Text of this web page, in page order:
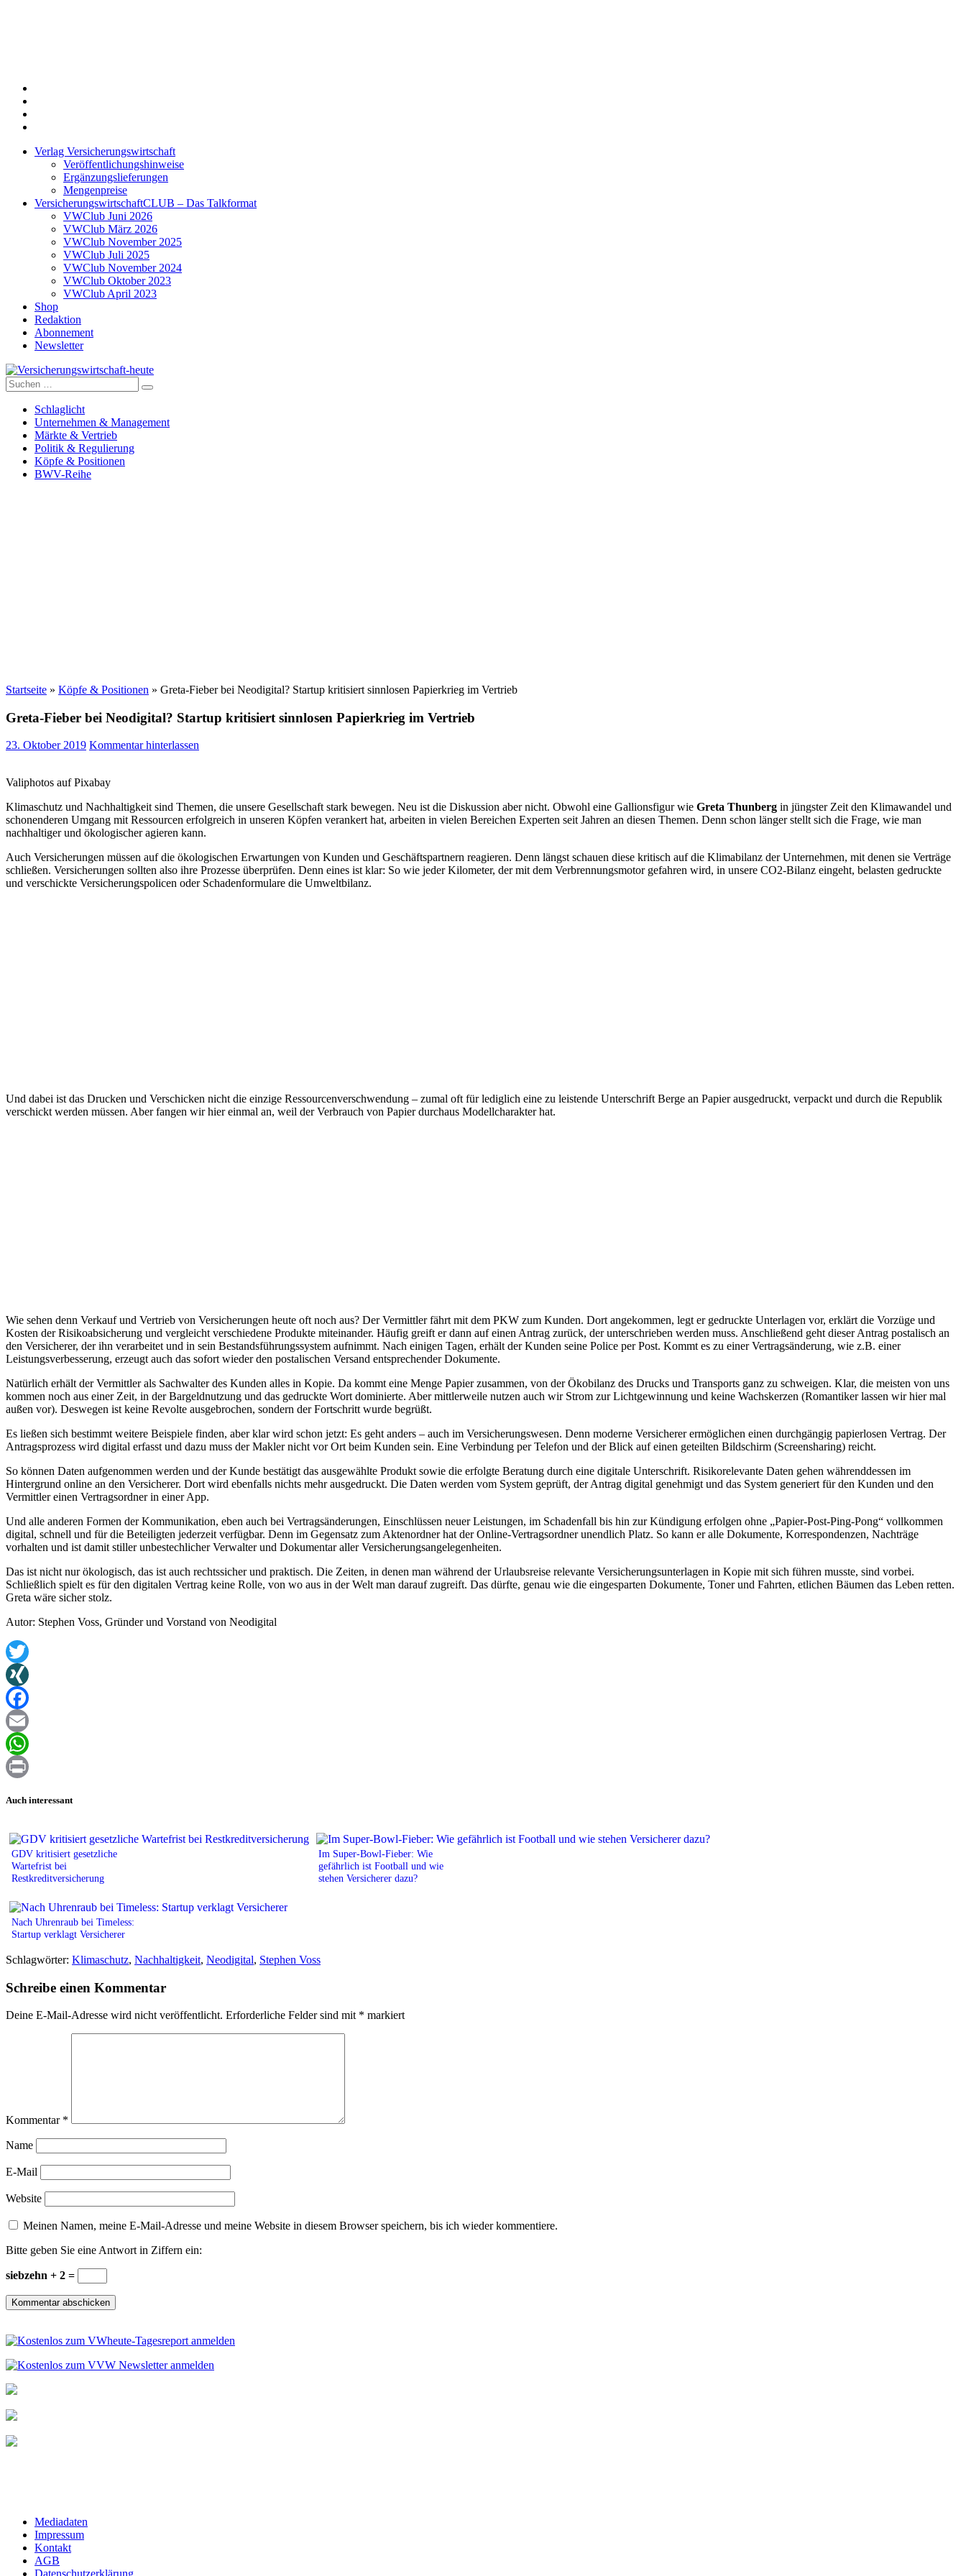
Verlag Versicherungswirtschaft
Veröffentlichungshinweise
Ergänzungslieferungen
Mengenpreise
VersicherungswirtschaftCLUB – Das Talkformat
VWClub Juni 2026
VWClub März 2026
VWClub November 2025
VWClub Juli 2025
VWClub November 2024
VWClub Oktober 2023
VWClub April 2023
Shop
Redaktion
Abonnement
Newsletter
Versicherungswirtschaft-heute
Suche
nach:
Schlaglicht
Unternehmen & Management
Märkte & Vertrieb
Politik & Regulierung
Köpfe & Positionen
BWV-Reihe
Startseite » Köpfe & Positionen » Greta-Fieber bei Neodigital? Startup kritisiert sinnlosen Papierkrieg im Vertrieb
Greta-Fieber bei Neodigital? Startup kritisiert sinnlosen Papierkrieg im Vertrieb
23. Oktober 2019 Kommentar hinterlassen
Valiphotos auf Pixabay
Klimaschutz und Nachhaltigkeit sind Themen, die unsere Gesellschaft stark bewegen. Neu ist die Diskussion aber nicht. Obwohl eine Gallionsfigur wie Greta Thunberg in jüngster Zeit den Klimawandel und
schonenderen Umgang mit Ressourcen erfolgreich in unseren Köpfen verankert hat, arbeiten in vielen Bereichen Experten seit Jahren an diesen Themen. Denn schon länger stellt sich die Frage, wie man
nachhaltiger und ökologischer agieren kann.
Auch Versicherungen müssen auf die ökologischen Erwartungen von Kunden und Geschäftspartnern reagieren. Denn längst schauen diese kritisch auf die Klimabilanz der Unternehmen, mit denen sie Verträge
schließen. Versicherungen sollten also ihre Prozesse überprüfen. Denn eines ist klar: So wie jeder Kilometer, der mit dem Verbrennungsmotor gefahren wird, in unsere CO2-Bilanz eingeht, belasten gedruckte
und verschickte Versicherungspolicen oder Schadenformulare die Umweltbilanz.
Und dabei ist das Drucken und Verschicken nicht die einzige Ressourcenverschwendung – zumal oft für lediglich eine zu leistende Unterschrift Berge an Papier ausgedruckt, verpackt und durch die Republik
verschickt werden müssen. Aber fangen wir hier einmal an, weil der Verbrauch von Papier durchaus Modellcharakter hat.
Wie sehen denn Verkauf und Vertrieb von Versicherungen heute oft noch aus? Der Vermittler fährt mit dem PKW zum Kunden. Dort angekommen, legt er gedruckte Unterlagen vor, erklärt die Vorzüge und
Kosten der Risikoabsicherung und vergleicht verschiedene Produkte miteinander. Häufig greift er dann auf einen Antrag zurück, der unterschrieben werden muss. Anschließend geht dieser Antrag postalisch an
den Versicherer, der ihn verarbeitet und in sein Bestandsführungssystem aufnimmt. Nach einigen Tagen, erhält der Kunden seine Police per Post. Kommt es zu einer Vertragsänderung, wie z.B. einer
Leistungsverbesserung, erzeugt auch das sofort wieder den postalischen Versand entsprechender Dokumente.
Natürlich erhält der Vermittler als Sachwalter des Kunden alles in Kopie. Da kommt eine Menge Papier zusammen, von der Ökobilanz des Drucks und Transports ganz zu schweigen. Klar, die meisten von uns
kommen noch aus einer Zeit, in der Bargeldnutzung und das gedruckte Wort dominierte. Aber mittlerweile nutzen auch wir Strom zur Lichtgewinnung und keine Wachskerzen (Romantiker lassen wir hier mal
außen vor). Deswegen ist keine Revolte ausgebrochen, sondern der Fortschritt wurde begrüßt.
Es ließen sich bestimmt weitere Beispiele finden, aber klar wird schon jetzt: Es geht anders – auch im Versicherungswesen. Denn moderne Versicherer ermöglichen einen durchgängig papierlosen Vertrag. Der
Antragsprozess wird digital erfasst und dazu muss der Makler nicht vor Ort beim Kunden sein. Eine Verbindung per Telefon und der Blick auf einen geteilten Bildschirm (Screensharing) reicht.
So können Daten aufgenommen werden und der Kunde bestätigt das ausgewählte Produkt sowie die erfolgte Beratung durch eine digitale Unterschrift. Risikorelevante Daten gehen währenddessen im
Hintergrund online an den Versicherer. Dort wird ebenfalls nichts mehr ausgedruckt. Die Daten werden vom System geprüft, der Antrag digital genehmigt und das System generiert für den Kunden und den
Vermittler einen Vertragsordner in einer App.
Und alle anderen Formen der Kommunikation, eben auch bei Vertragsänderungen, Einschlüssen neuer Leistungen, im Schadenfall bis hin zur Kündigung erfolgen ohne „Papier-Post-Ping-Pong“ vollkommen
digital, schnell und für die Beteiligten jederzeit verfügbar. Denn im Gegensatz zum Aktenordner hat der Online-Vertragsordner unendlich Platz. So kann er alle Dokumente, Korrespondenzen, Nachträge
vorhalten und ist damit stiller unbestechlicher Verwalter und Dokumentar aller Versicherungsangelegenheiten.
Das ist nicht nur ökologisch, das ist auch rechtssicher und praktisch. Die Zeiten, in denen man während der Urlaubsreise relevante Versicherungsunterlagen in Kopie mit sich führen musste, sind vorbei.
Schließlich spielt es für den digitalen Vertrag keine Rolle, von wo aus in der Welt man darauf zugreift. Das dürfte, genau wie die eingesparten Dokumente, Toner und Fahrten, etlichen Bäumen das Leben retten.
Greta wäre sicher stolz.
Autor: Stephen Voss, Gründer und Vorstand von Neodigital
Twitter
XING
Facebook
Email
WhatsApp
Auch interessant
GDV kritisiert gesetzliche
Wartefrist bei
Restkreditversicherung
Im Super-Bowl-Fieber: Wie
gefährlich ist Football und wie
stehen Versicherer dazu?
Nach Uhrenraub bei Timeless:
Startup verklagt Versicherer
Schlagwörter: Klimaschutz, Nachhaltigkeit, Neodigital, Stephen Voss
Schreibe einen Kommentar
Deine E-Mail-Adresse wird nicht veröffentlicht. Erforderliche Felder sind mit * markiert
Kommentar *
Name
E-Mail
Website
Meinen Namen, meine E-Mail-Adresse und meine Website in diesem Browser speichern, bis ich wieder kommentiere.
Bitte geben Sie eine Antwort in Ziffern ein:
siebzehn + 2 =
Mediadaten
Impressum
Kontakt
AGB